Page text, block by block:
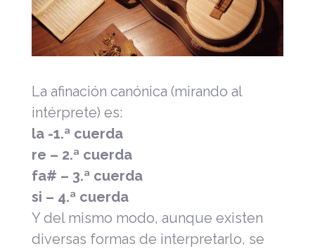
La afinación canónica (mirando al
intérprete) es:
la -1.ª cuerda
re – 2.ª cuerda
fa# – 3.ª cuerda
si – 4.ª cuerda
Y del mismo modo, aunque existen
diversas formas de interpretarlo, se